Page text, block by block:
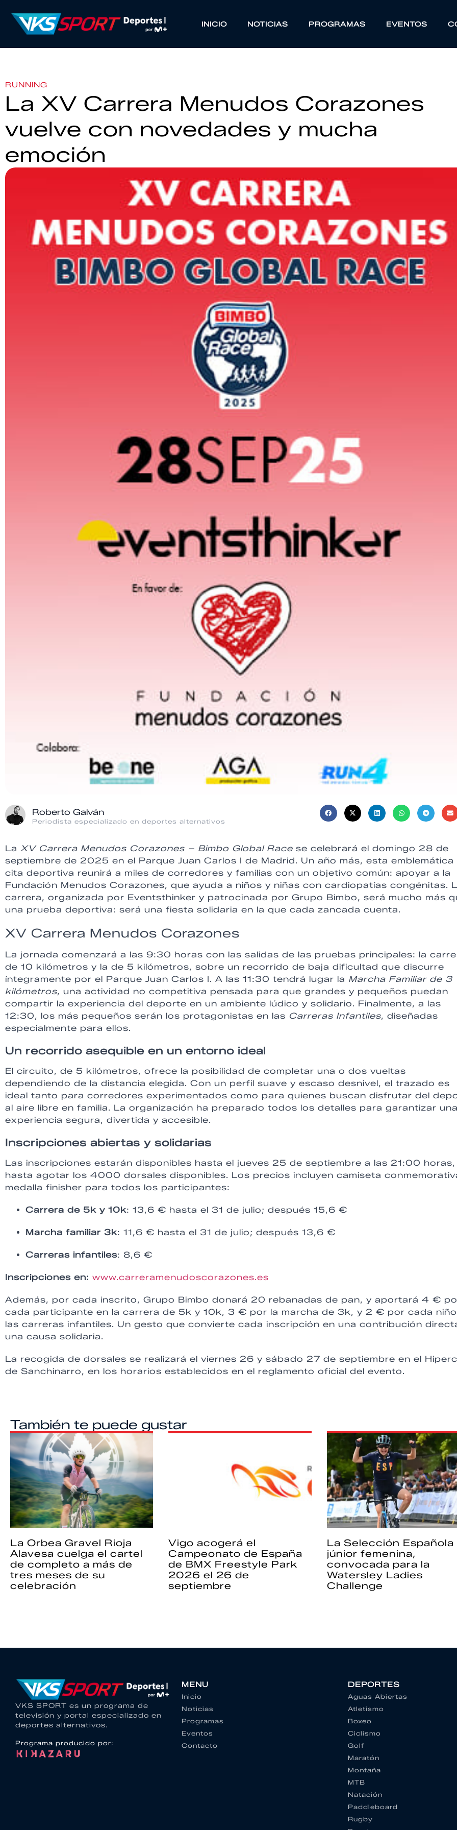
INICIO NOTICIAS PROGRAMAS EVENTOS
RUNNING
La XV Carrera Menudos Corazones
vuelve con novedades y mucha
emoción
Roberto Galván
Periodista especializado en deportes alternativos
La XV Carrera Menudos Corazones – Bimbo Global Race se celebrará el domingo 28 de
septiembre de 2025 en el Parque Juan Carlos I de Madrid. Un año más, esta emblemática
cita deportiva reunirá a miles de corredores y familias con un objetivo común: apoyar a la
Fundación Menudos Corazones, que ayuda a niños y niñas con cardiopatías congénitas.
carrera, organizada por Eventsthinker y patrocinada por Grupo Bimbo, será mucho más
una prueba deportiva: será una fiesta solidaria en la que cada zancada cuenta.
XV Carrera Menudos Corazones
La jornada comenzará a las 9:30 horas con las salidas de las pruebas principales: la
de 10 kilómetros y la de 5 kilómetros, sobre un recorrido de baja dificultad que discurre
íntegramente por el Parque Juan Carlos I. A las 11:30 tendrá lugar la Marcha Familiar de 3
kilómetros, una actividad no competitiva pensada para que grandes y pequeños puedan
compartir la experiencia del deporte en un ambiente lúdico y solidario. Finalmente, a las
12:30, los más pequeños serán los protagonistas en las Carreras Infantiles, diseñadas
especialmente para ellos.
Un recorrido asequible en un entorno ideal
El circuito, de 5 kilómetros, ofrece la posibilidad de completar una o dos vueltas
dependiendo de la distancia elegida. Con un perfil suave y escaso desnivel, el trazado es
ideal tanto para corredores experimentados como para quienes buscan disfrutar del
al aire libre en familia. La organización ha preparado todos los detalles para garantizar una
experiencia segura, divertida y accesible.
Inscripciones abiertas y solidarias
Las inscripciones estarán disponibles hasta el jueves 25 de septiembre a las 21:00 horas,
hasta agotar los 4000 dorsales disponibles. Los precios incluyen camiseta
medalla finisher para todos los participantes:
Carrera de 5k y 10k: 13,6 € hasta el 31 de julio; después 15,6 €
Marcha familiar 3k: 11,6 € hasta el 31 de julio; después 13,6 €
Carreras infantiles: 8,6 €
Inscripciones en: www.carreramenudoscorazones.es
Además, por cada inscrito, Grupo Bimbo donará 20 rebanadas de pan, y aportará 4 €
cada participante en la carrera de 5k y 10k, 3 € por la marcha de 3k, y 2 € por cada
las carreras infantiles. Un gesto que convierte cada inscripción en una contribución
una causa solidaria.
La recogida de dorsales se realizará el viernes 26 y sábado 27 de septiembre en el
de Sanchinarro, en los horarios establecidos en el reglamento oficial del evento.
También te puede gustar
La Orbea Gravel Rioja
Alavesa cuelga el cartel
de completo a más de
tres meses de su
celebración
Vigo acogerá el
Campeonato de España
de BMX Freestyle Park
2026 el 26 de
septiembre
La Selección Española
júnior femenina,
convocada para la
Watersley Ladies
Challenge
VKS SPORT es un programa de
televisión y portal especializado en
deportes alternativos.
Programa producido por:
MENU
Inicio
Noticias
Programas
Eventos
Contacto
DEPORTES
Aguas Abiertas
Atletismo
Boxeo
Ciclismo
Golf
Maratón
Montaña
MTB
Natación
Paddleboard
Rugby